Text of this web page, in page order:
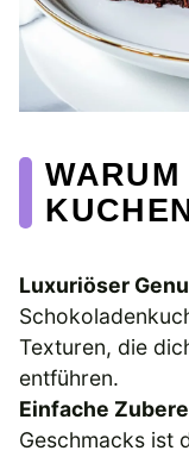
Luxuriöser
Texturen, die
entführen.
Einfache
Geschmacks ist